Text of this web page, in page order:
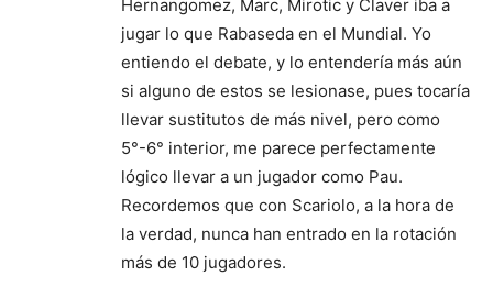
Hernangomez, Marc, Mirotic y Claver iba a
jugar lo que Rabaseda en el Mundial. Yo
entiendo el debate, y lo entendería más aún
si alguno de estos se lesionase, pues tocaría
llevar sustitutos de más nivel, pero como
5°-6° interior, me parece perfectamente
lógico llevar a un jugador como Pau.
Recordemos que con Scariolo, a la hora de
la verdad, nunca han entrado en la rotación
más de 10 jugadores.